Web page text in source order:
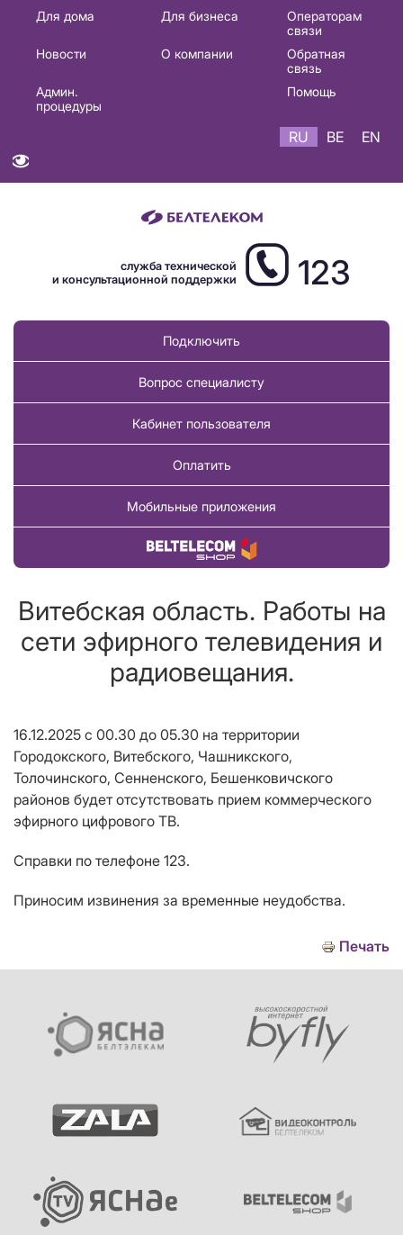
Основная
навигация
Для дома Для бизнеса
Операторам
связи
Новости
О компании
Обратная
связь
Админ.
процедуры
Помощь
RU BE EN
служба технической
и консультационной поддержки
123
Подключить
Вопрос специалисту
Кабинет пользователя
Оплатить
Мобильные приложения
Купить товар
Витебская область. Работы на
сети эфирного телевидения и
радиовещания.
16.12.2025 с 00.30 до 05.30 на территории
Городокского, Витебского, Чашникского,
Толочинского, Сенненского, Бешенковичского
районов будет отсутствовать прием коммерческого
эфирного цифрового ТВ.
Справки по телефоне 123.
Приносим извинения за временные неудобства.
Печать